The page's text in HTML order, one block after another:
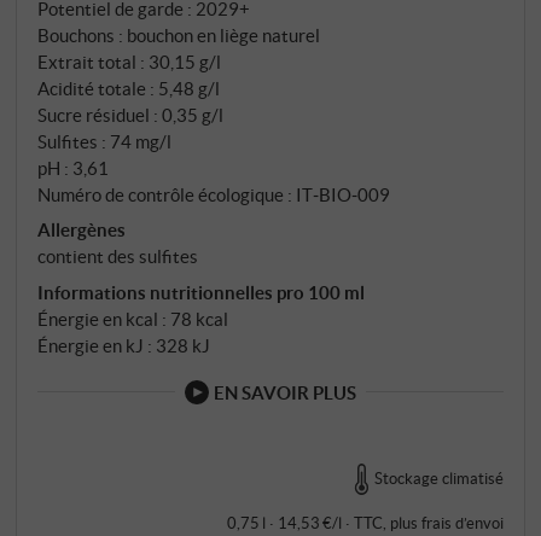
Potentiel de garde : 2029+
Bouchons : bouchon en liège naturel
Extrait total : 30,15 g/l
Acidité totale : 5,48 g/l
Sucre résiduel : 0,35 g/l
Sulfites : 74 mg/l
pH : 3,61
Numéro de contrôle écologique : IT‑BIO‑009
Allergènes
contient des sulfites
Informations nutritionnelles pro 100 ml
Énergie en kcal : 78 kcal
Énergie en kJ : 328 kJ
EN SAVOIR PLUS
Stockage climatisé
0,75 l · 14,53 €/l · TTC , plus frais d’envoi